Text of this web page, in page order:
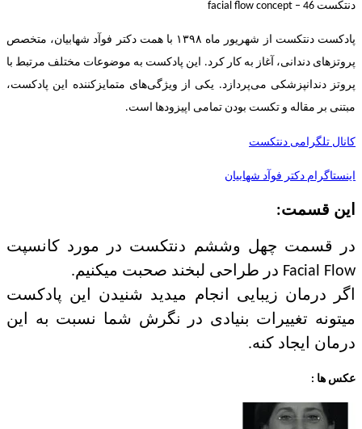
دنتکست 46 – facial flow concept
پادکست دنتکست از شهریور ماه ۱۳۹۸ با همت دکتر فوآد شهابیان، متخصص
پروتزهای دندانی، آغاز به کار کرد. این پادکست به موضوعات مختلف مرتبط با
پروتز دندانپزشکی می‌پردازد. یکی از ویژگی‌های متمایزکننده این پادکست،
مبتنی بر مقاله و تکست بودن تمامی اپیزودها است.
کانال تلگرامی دنتکست
اینستاگرام دکتر فوآد شهابیان
این قسمت:
در قسمت چهل و‌ششم دنتکست در مورد کانسپت
Facial Flow در طراحی لبخند صحبت میکنیم.
اگر درمان زیبایی انجام میدید شنیدن این پادکست
میتونه تغییرات بنیادی در نگرش شما نسبت به این
درمان ایجاد کنه.
عکس ها :